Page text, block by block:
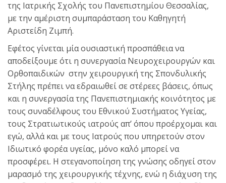
της Ιατρικής Σχολής του Πανεπιστημίου Θεσσαλίας,
με την αμέριστη συμπαράσταση του Καθηγητή
Αριστείδη Ζιμπή.
Εφέτος γίνεται μία ουσιαστική προσπάθεια να
αποδείξουμε ότι η συνεργασία Νευροχειρουργών και
Ορθοπαιδικών στην χειρουργική της Σπονδυλικής
Στήλης πρέπει να εδραιωθεί σε στέρεες βάσεις, όπως
και η συνεργασία της Πανεπιστημιακής κοινότητος με
τους συναδέλφους του Εθνικού Συστήματος Υγείας,
τους Στρατιωτικούς ιατρούς απ’ όπου προέρχομαι και
εγώ, αλλά και με τους Ιατρούς που υπηρετούν στον
Ιδιωτικό φορέα υγείας, μόνο καλό μπορεί να
προσφέρει. Η στεγανοποίηση της γνώσης οδηγεί στον
μαρασμό της χειρουργικής τέχνης, ενώ η διάχυση της